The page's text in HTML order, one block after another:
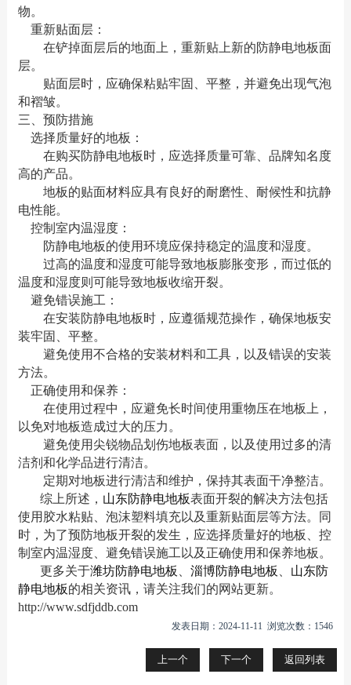
物。
重新贴面层：
在铲掉面层后的地面上，重新贴上新的防静电地板面
层。
贴面层时，应确保粘贴牢固、平整，并避免出现气泡
和褶皱。
三、预防措施
选择质量好的地板：
在购买防静电地板时，应选择质量可靠、品牌知名度
高的产品。
地板的贴面材料应具有良好的耐磨性、耐候性和抗静
电性能。
控制室内温湿度：
防静电地板的使用环境应保持稳定的温度和湿度。
过高的温度和湿度可能导致地板膨胀变形，而过低的
温度和湿度则可能导致地板收缩开裂。
避免错误施工：
在安装防静电地板时，应遵循规范操作，确保地板安
装牢固、平整。
避免使用不合格的安装材料和工具，以及错误的安装
方法。
正确使用和保养：
在使用过程中，应避免长时间使用重物压在地板上，
以免对地板造成过大的压力。
避免使用尖锐物品划伤地板表面，以及使用过多的清
洁剂和化学品进行清洁。
定期对地板进行清洁和维护，保持其表面干净整洁。
综上所述， 山东防静电地板表面开裂的解决方法包括
使用胶水粘贴、泡沫塑料填充以及重新贴面层等方法。同
时，为了预防地板开裂的发生，应选择质量好的地板、控
制室内温湿度、避免错误施工以及正确使用和保养地板。
更多关于潍坊防静电地板 淄博防静电地板
山东防
静电地板的相关资讯，请关注我们的网站更新。
http://www.sdfjddb.com
发表日期：2024-11-11 浏览次数：1546
上一个 下一个 返回列表